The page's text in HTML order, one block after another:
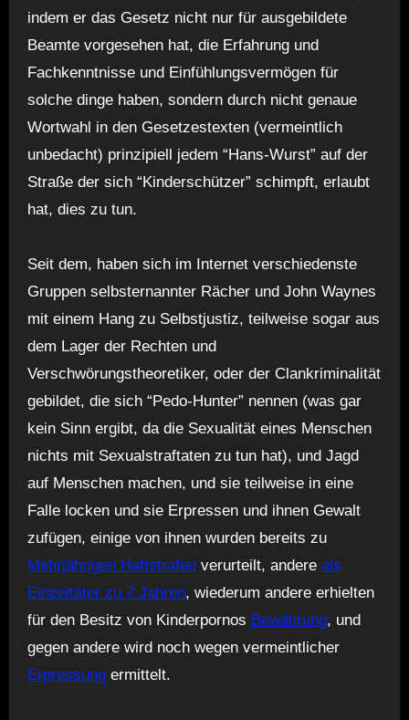
indem er das Gesetz nicht nur für ausgebildete
Beamte vorgesehen hat, die Erfahrung und
Fachkenntnisse und Einfühlungsvermögen für
solche dinge haben, sondern durch nicht genaue
Wortwahl in den Gesetzestexten (vermeintlich
unbedacht) prinzipiell jedem “Hans-Wurst” auf der
Straße der sich “Kinderschützer” schimpft, erlaubt
hat, dies zu tun.
Seit dem, haben sich im Internet verschiedenste
Gruppen selbsternannter Rächer und John Waynes
mit einem Hang zu Selbstjustiz, teilweise sogar aus
dem Lager der Rechten und
Verschwörungstheoretiker, oder der Clankriminalität
gebildet, die sich “Pedo-Hunter” nennen (was gar
kein Sinn ergibt, da die Sexualität eines Menschen
nichts mit Sexualstraftaten zu tun hat), und Jagd
auf Menschen machen, und sie teilweise in eine
Falle locken und sie Erpressen und ihnen Gewalt
zufügen, einige von ihnen wurden bereits zu
Mehrjährigen Haftstrafenverurteilt, andere als
Einzeltäter zu 7 Jahren, wiederum andere erhielten
für den Besitz von Kinderpornos Bewährung, und
gegen andere wird noch wegen vermeintlicher
Erpressungermittelt.